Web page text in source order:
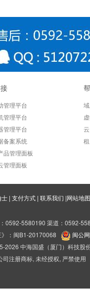
管理平台
管理平台
管理平台
备案系统
品管理面板
管理面板
士 | 支付方式 | 联系我们 |网站地图
0592-5580190 渠道：0592-
》：闽B1-20170068
闽公
2026 中海国盛（厦门）科技股
注册商标, 未经授权, 严禁使用